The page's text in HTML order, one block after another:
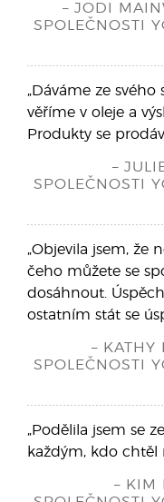
– JODI
SPOLEČNOSTI
„Dáváme ze
věříme v oleje a
Produkty se
–
SPOLEČNOSTI
„Objevila jsem, že
čeho můžete se
dosáhnout.
ostatním stát se
– KATHY
SPOLEČNOSTI
„Podělila jsem se
každým, kdo chtěl
– KIM